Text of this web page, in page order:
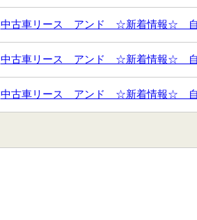
中古車リース アンド ☆新着情報☆
中古車リース アンド ☆新着情報☆
中古車リース アンド ☆新着情報☆